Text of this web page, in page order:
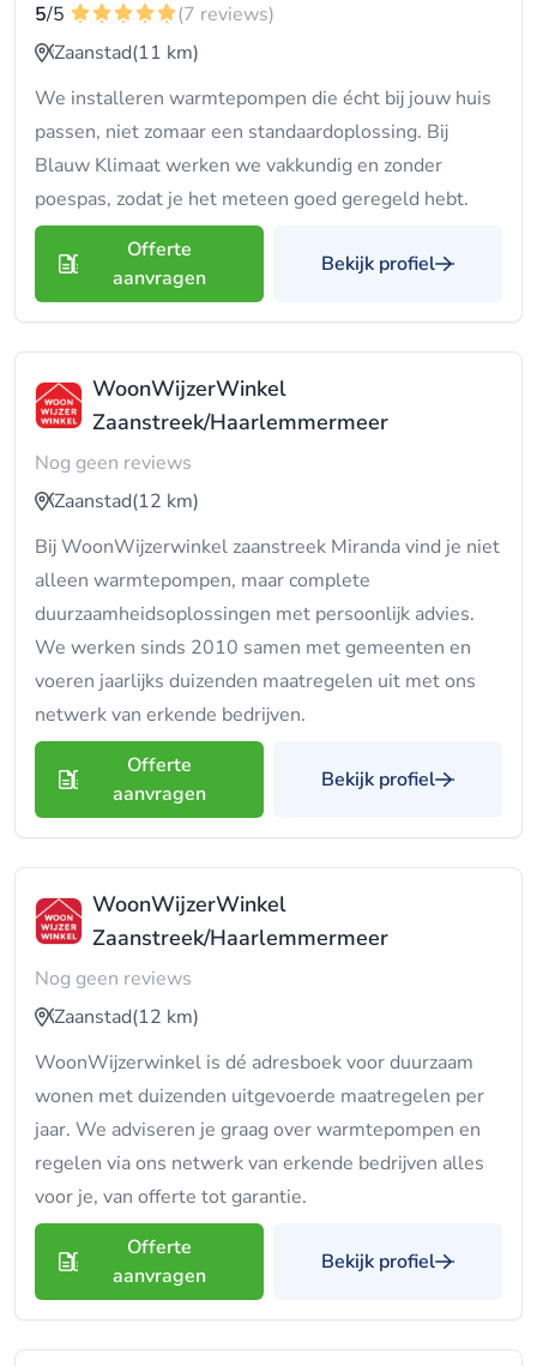
5/5
(7 reviews)
Zaanstad(11 km)
We installeren warmtepompen die écht bij jouw huis
passen, niet zomaar een standaardoplossing. Bij
Blauw Klimaat werken we vakkundig en zonder
poespas, zodat je het meteen goed geregeld hebt.
Offerte
aanvragen
Bekijk profiel
WoonWijzerWinkel
Zaanstreek/Haarlemmermeer
Nog geen reviews
Zaanstad(12 km)
Bij WoonWijzerwinkel zaanstreek Miranda vind je niet
alleen warmtepompen, maar complete
duurzaamheidsoplossingen met persoonlijk advies.
We werken sinds 2010 samen met gemeenten en
voeren jaarlijks duizenden maatregelen uit met ons
netwerk van erkende bedrijven.
Offerte
aanvragen
Bekijk profiel
WoonWijzerWinkel
Zaanstreek/Haarlemmermeer
Nog geen reviews
Zaanstad(12 km)
WoonWijzerwinkel is dé adresboek voor duurzaam
wonen met duizenden uitgevoerde maatregelen per
jaar. We adviseren je graag over warmtepompen en
regelen via ons netwerk van erkende bedrijven alles
voor je, van offerte tot garantie.
Offerte
aanvragen
Bekijk profiel